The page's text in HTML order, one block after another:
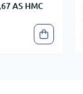
AS HMC